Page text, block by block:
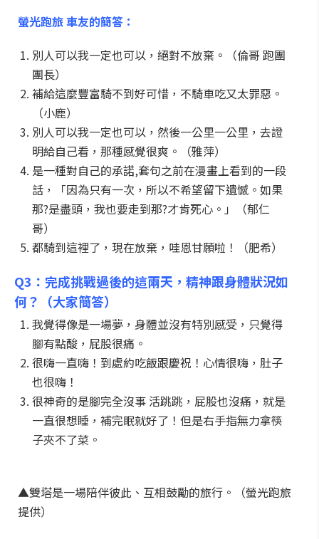
螢光跑旅 車友的簡答：
別人可以我一定也可以，絕對不放棄。（倫哥 跑團
團長）
補給這麼豐富騎不到好可惜，不騎車吃又太罪惡。
（小鹿）
別人可以我一定也可以，然後一公里一公里，去證
明給自己看，那種感覺很爽。（雅萍）
是一種對自己的承諾,套句之前在漫畫上看到的一段
話，「因為只有一次，所以不希望留下遺憾。如果
那?是盡頭，我也要走到那?才肯死心。」（郁仁
哥）
都騎到這裡了，現在放棄，哇恩甘願啦！（肥希）
Q3：完成挑戰過後的這兩天，精神跟身體狀況如
何？（大家簡答）
我覺得像是一場夢，身體並沒有特別感受，只覺得
腳有點酸，屁股很痛。
很嗨一直嗨！到處約吃飯跟慶祝！心情很嗨，肚子
也很嗨！
很神奇的是腳完全沒事 活跳跳，屁股也沒痛，就是
一直很想睡，補完眠就好了！但是右手指無力拿筷
子夾不了菜。
▲雙塔是一場陪伴彼此、互相鼓勵的旅行。（螢光跑旅
提供）